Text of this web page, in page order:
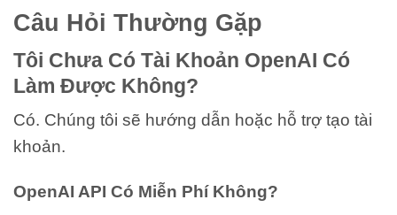
Câu Hỏi Thường Gặp
Tôi Chưa Có Tài Khoản OpenAI Có
Làm Được Không?
Có. Chúng tôi sẽ hướng dẫn hoặc hỗ trợ tạo tài
khoản.
OpenAI API Có Miễn Phí Không?